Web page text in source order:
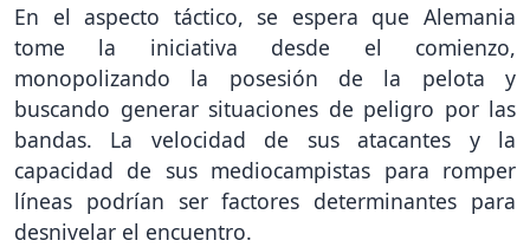
En el aspecto táctico, se espera que Alemania
tome la iniciativa desde el comienzo,
monopolizando la posesión de la pelota y
buscando generar situaciones de peligro por las
bandas. La velocidad de sus atacantes y la
capacidad de sus mediocampistas para romper
líneas podrían ser factores determinantes para
desnivelar el encuentro.